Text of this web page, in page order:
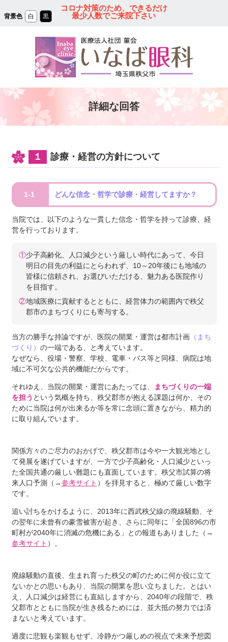
ン
テ
背景色 白 黒
コロナ対策のため、できるだけ
最少人数でご来院下さい
秩父の眼科｜医療法人
社団 菫会 いなば眼
詳細な回答
１ 診療・経営の方針について
1-1 どんな信念・哲学で診療・経営してますか？
当院では、以下のような一貫した信念・哲学を持って診療、経
営を行っております。
①少子高齢化、人口減少という厳しい時代にあって、今日
明日の目先の利益にとらわれず、10～20年後にも地域の
皆様に信頼され、お選びいただける、魅力ある医院作り
を目指す。
②地域医療に貢献するとともに、経営体力の範囲内で秩父
郡市のまちづくりにも寄与する。
当方の勝手な持論ですが、医院の開業・運営は都市計画（まち
づくり） の一端である、と考えています。
なぜなら、役場・警察、学校、電車・バス等と同様、病院は地
域に不可欠な公共的機能だからです。
それゆえ、当院の開業・運営にあたっては、
まちづくりの一端
を担う という気概を持ち、秩父郡市が抱える課題は何か、その
ために当院は何が出来るか等を常に念頭に置きながら、精力的
に取り組んでいます。
関係方々のご尽力のおかげで、秩父郡市は今や一大観光地とし
て発展を遂げていますが、一方で少子高齢化・人口減少といっ
た全国共通の厳しい難題にも直面しています。秩父市試算の将
来人口予測（→参考サイト ）を拝見すると、極めて厳しい数字
です。
追い討ちをかけるように、2013年に西武秩父線の廃線騒動、そ
の翌年に未曾有の豪雪被害が起き、さらに同年に「全国896の市
町村が2040年に消滅の危機にある」との報道もありました（→
参考サイト ）。
廃線騒動の直後、生まれ育った秩父の町のために何か役に立て
ないかとの思いもあり、当院の開業を思い立ちました。とはい
え、人口減少は経営にも直結しますから、2040年の段階で、秩
父郡市とともに当院が生き残るためには、並大抵の努力では済
まないと考えています。
過度に悲観も楽観もせず、冷静かつ厳しめの視点で未来予想図